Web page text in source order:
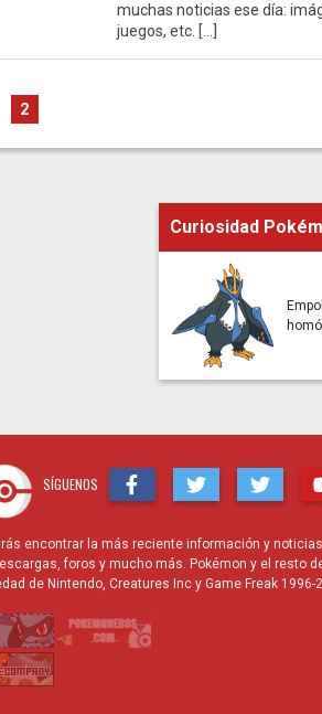
muchas noticias ese día:
juegos, etc. […]
2
Curiosidad
SÍGUENOS
encontrar la más reciente información y
foros y mucho más. Pokémon y el resto
de Nintendo, Creatures Inc y Game Freak 1996-